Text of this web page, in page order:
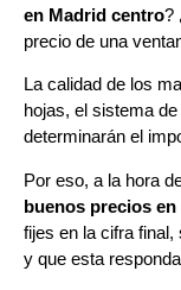
en Madrid centro?
precio de una
La calidad de los
hojas, el sistema
determinarán el
Por eso, a la hora
buenos precios
fijes en la cifra
y que esta